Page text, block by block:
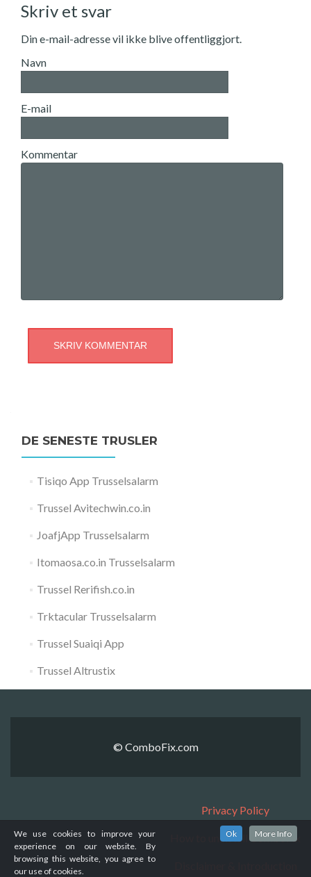
Skriv et svar
Din e-mail-adresse vil ikke blive offentliggjort.
Navn
E-mail
Kommentar
DE SENESTE TRUSLER
Tisiqo App Trusselsalarm
Trussel Avitechwin.co.in
JoafjApp Trusselsalarm
Itomaosa.co.in Trusselsalarm
Trussel Rerifish.co.in
Trktacular Trusselsalarm
Trussel Suaiqi App
Trussel Altrustix
© ComboFix.com
Privacy Policy
How to uninstall ComboFix
We use cookies to improve your
experience on our website. By
browsing this website, you agree to
our use of cookies.
Ok More Info